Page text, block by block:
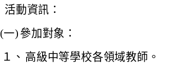
活動資訊：
(一) 參加對象：
１、 高級中等學校各領域教師。